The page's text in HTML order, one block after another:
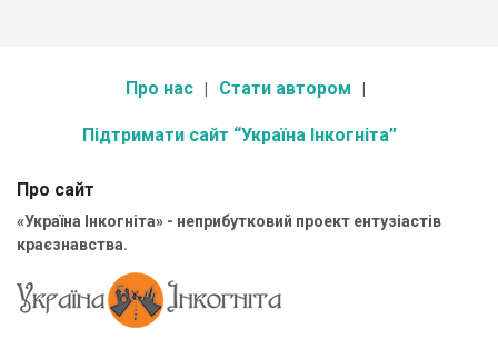
Про нас Стати автором
Підтримати сайт “Україна Інкогніта”
Про сайт
«Україна Інкогніта» - неприбутковий проект ентузіастів
краєзнавства.